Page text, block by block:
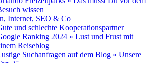
wissen
Internet, SEO & Co
und schlechte Kooperationspartner
Ranking 2024 » Lust und Frust mit
Reiseblog
Suchanfragen auf dem Blog » Unsere